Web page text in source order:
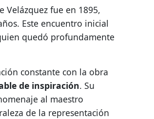
Velázquez fue en 1895,
Este encuentro inicial
quedó profundamente
constante con la obra
de inspiración. Su
al maestro
de la representación